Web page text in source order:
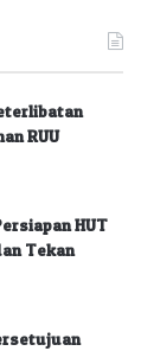
RUU
HUT
Tekan